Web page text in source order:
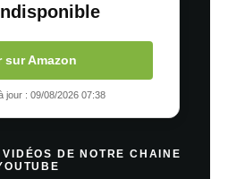
sur Amazon
jour : 09/08/2026 07:38
DE NOTRE CHAINE